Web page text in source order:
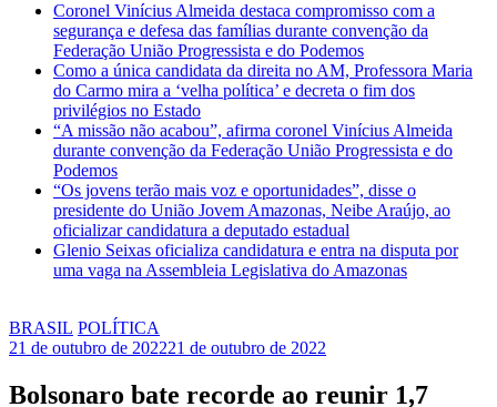
Coronel Vinícius Almeida destaca compromisso com a
segurança e defesa das famílias durante convenção da
Federação União Progressista e do Podemos
Como a única candidata da direita no AM, Professora Maria
do Carmo mira a ‘velha política’ e decreta o fim dos
privilégios no Estado
“A missão não acabou”, afirma coronel Vinícius Almeida
durante convenção da Federação União Progressista e do
Podemos
“Os jovens terão mais voz e oportunidades”, disse o
presidente do União Jovem Amazonas, Neibe Araújo, ao
oficializar candidatura a deputado estadual
Glenio Seixas oficializa candidatura e entra na disputa por
uma vaga na Assembleia Legislativa do Amazonas
BRASIL POLÍTICA
21 de outubro de 202221 de outubro de 2022
Bolsonaro bate recorde ao reunir 1,7